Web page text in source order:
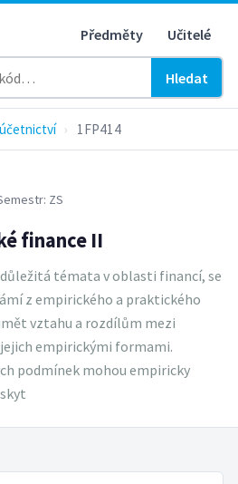
Předměty Učitelé
Hledat
› 1FP414
ZS
finance II
témata v oblasti financí, se
z empirického a praktického
vztahu a rozdílům mezi
empirickými formami.
podmínek mohou empiricky